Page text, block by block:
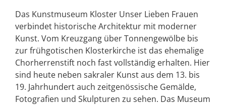
Das Kunstmuseum Kloster Unser Lieben Frauen
verbindet historische Architektur mit moderner
Kunst. Vom Kreuzgang über Tonnengewölbe bis
zur frühgotischen Klosterkirche ist das ehemalige
Chorherrenstift noch fast vollständig erhalten. Hier
sind heute neben sakraler Kunst aus dem 13. bis
19. Jahrhundert auch zeitgenössische Gemälde,
Fotografien und Skulpturen zu sehen. Das Museum